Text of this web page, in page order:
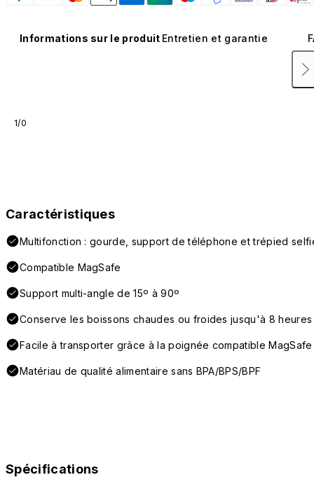
Informations sur le produit Entretien et garantie
1/0
Caractéristiques
Multifonction : gourde, support de téléphone et trépied
Compatible MagSafe
Support multi-angle de 15º à 90º
Conserve les boissons chaudes ou froides jusqu'à 8 heures
Facile à transporter grâce à la poignée compatible MagSafe
Matériau de qualité alimentaire sans BPA/BPS/BPF
Spécifications